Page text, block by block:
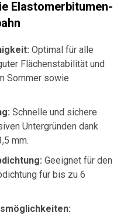
Elastomerbitumen-
Optimal für alle
Flächenstabilität und
Sommer sowie
Schnelle und sichere
Untergründen dank
mm.
Geeignet für den
für bis zu 6